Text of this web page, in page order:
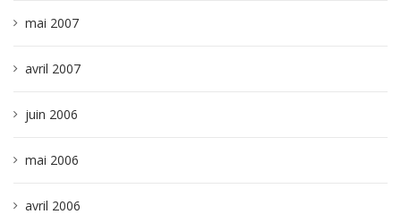
mai 2007
avril 2007
juin 2006
mai 2006
avril 2006